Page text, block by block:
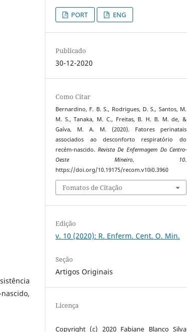
PORT ENG
Publicado
30-12-2020
Como Citar
Bernardino, F. B. S., Rodrigues, D. S., Santos, M.
M. S., Tanaka, M. C., Freitas, B. H. B. M. de, &
Gaíva, M. A. M. (2020). Fatores perinatais
associados ao desconforto respiratório do
recém-nascido.Revista De Enfermagem Do Centro-
Oeste Mineiro, 10.
https://doi.org/10.19175/recom.v10i0.3960
Fomatos de Citação
Edição
v. 10 (2020): R. Enferm. Cent. O. Min.
Seção
Artigos Originais
Licença
Copyright (c) 2020 Fabiane Blanco Silva